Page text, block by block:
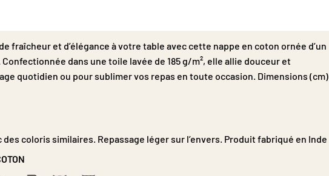
fraîcheur et d’élégance à votre table avec cette nappe en coton ornée d’un
dans une toile lavée de 185 g/m², elle allie douceur et
quotidien ou pour sublimer vos repas en toute occasion. Dimensions (cm)
coloris similaires. Repassage léger sur l’envers. Produit fabriqué en Inde